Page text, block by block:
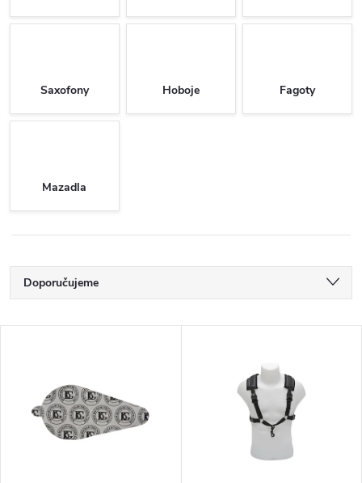
Saxofony Hoboje Fagoty
Mazadla
Ř
a
Doporučujeme
Abecedně